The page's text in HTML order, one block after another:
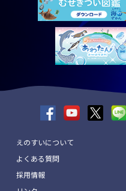
えのすいについて
よくある質問
採用情報